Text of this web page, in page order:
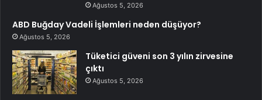
Ağustos 5, 2026
ABD Buğday Vadeli İşlemleri neden düşüyor?
Ağustos 5, 2026
Tüketici güveni son 3 yılın zirvesine
çıktı
Ağustos 5, 2026